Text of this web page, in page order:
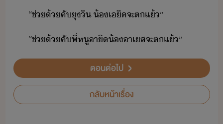
​“​ช่​้​คั​ุ​ิ​ ​้​เิค​จะ​ต​แ้​”
​“​ช่​้​คั​พี่​หู​าิ​​้​​า​เส​จะ​ต​แ้​”
ตอนต่อไป
กลับหน้าเรื่อง